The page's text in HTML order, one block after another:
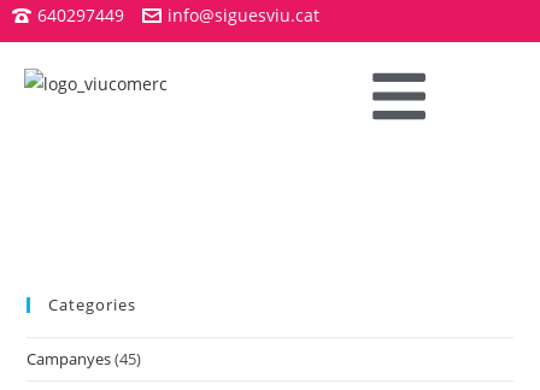
640297449 info@siguesviu.cat
Categories
Campanyes(45)